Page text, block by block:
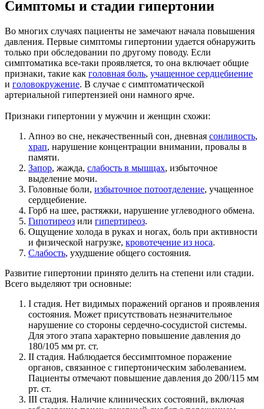
Симптомы и стадии гипертонии
Во многих случаях пациенты не замечают начала повышения
давления. Первые симптомы гипертонии удается обнаружить
только при обследовании по другому поводу. Если
симптоматика все-таки проявляется, то она включает общие
признаки, такие как головная боль, учащенное сердцебиение
и головокружение. В случае с симптоматической
артериальной гипертензией они намного ярче.
Признаки гипертонии у мужчин и женщин схожи:
Апноэ во сне, некачественный сон, дневная сонливость,
храп, нарушение концентрации внимании, провалы в
памяти.
Запор, жажда, слабость в мышцах, избыточное
выделение мочи.
Головные боли, избыточное потоотделение, учащенное
сердцебиение.
Горб на шее, растяжки, нарушение углеводного обмена.
Гипотиреоз или гипертиреоз.
Ощущение холода в руках и ногах, боль при активности
и физической нагрузке, кровотечение из носа.
Слабость, ухудшение общего состояния.
Развитие гипертонии принято делить на степени или стадии.
Всего выделяют три основные:
I стадия. Нет видимых поражений органов и проявления
состояния. Может присутствовать незначительное
нарушение со стороны сердечно-сосудистой системы.
Для этого этапа характерно повышение давления до
180/105 мм рт. ст.
II стадия. Наблюдается бессимптомное поражение
органов, связанное с гипертоническим заболеванием.
Пациенты отмечают повышение давления до 200/115 мм
рт. ст.
III стадия. Наличие клинических состояний, включая